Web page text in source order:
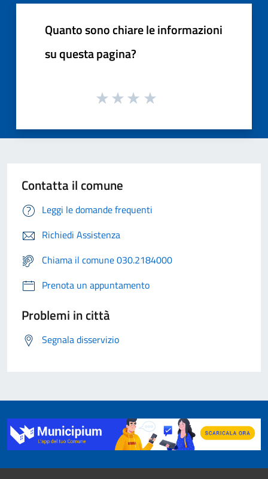
Quanto sono chiare le informazioni
su questa pagina?
Contatta il comune
Leggi le domande frequenti
Richiedi Assistenza
Chiama il comune 030.2184000
Prenota un appuntamento
Problemi in città
Segnala disservizio